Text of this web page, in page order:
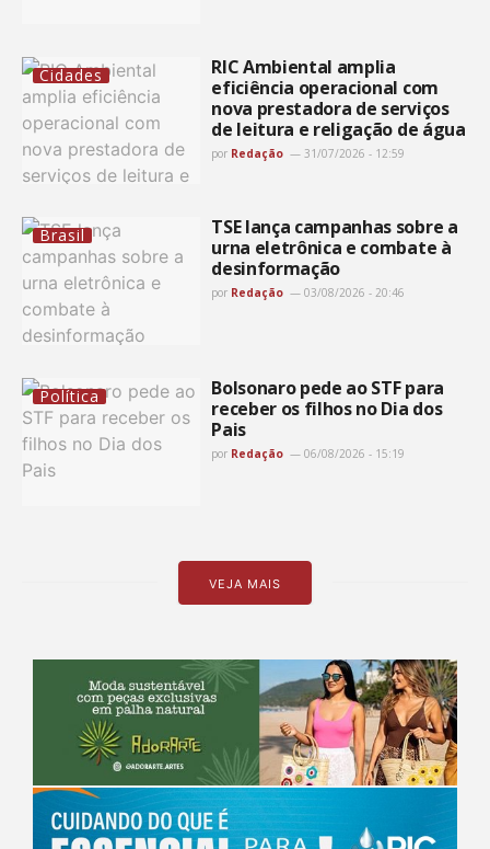
Cidades
RIC Ambiental amplia
eficiência operacional com
nova prestadora de serviços
de leitura e religação de água
por Redação 31/07/2026 - 12:59
Brasil
TSE lança campanhas sobre a
urna eletrônica e combate à
desinformação
por Redação 03/08/2026 - 20:46
Política
Bolsonaro pede ao STF para
receber os filhos no Dia dos
Pais
por Redação 06/08/2026 - 15:19
VEJA MAIS